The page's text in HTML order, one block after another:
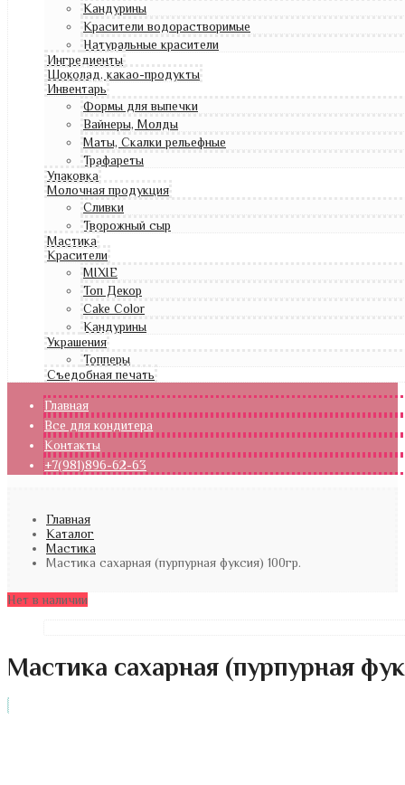
Кандурины
Красители водорастворимые
Натуральные красители
Ингредиенты
Шоколад, какао-продукты
Инвентарь
Формы для выпечки
Вайнеры, Молды
Маты, Скалки рельефные
Трафареты
Упаковка
Молочная продукция
Сливки
Творожный сыр
Мастика
Красители
MIXIE
Топ Декор
Cake Color
Кандурины
Украшения
Топперы
Съедобная печать
Главная
Все для кондитера
Контакты
+7(981)896-62-63
Главная
Каталог
Мастика
Мастика сахарная (пурпурная фуксия) 100гр.
Нет в наличии
Мастика сахарная (пурпурная